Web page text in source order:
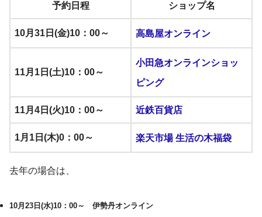
予約日程 ショップ名
10月31日(金)10：00～ 高島屋オンライン
11月1日(土)10：00～
小田急オンラインショッ
ピング
11月4日(火)10：00～ 近鉄百貨店
1月1日(木)0：00～ 楽天市場 生活の木福袋
去年の場合は、
10月23日(水)10：00～ 伊勢丹オンライン